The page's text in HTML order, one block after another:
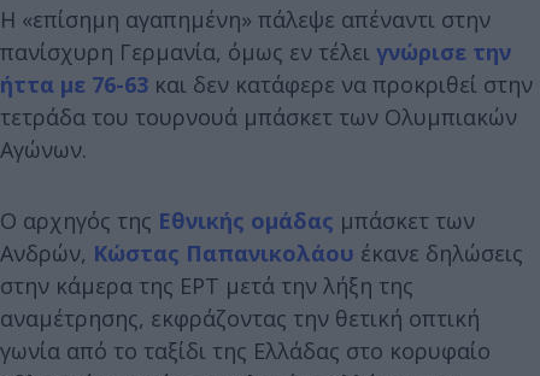
Η «επίσημη αγαπημένη» πάλεψε απέναντι στην
πανίσχυρη Γερμανία, όμως εν τέλει γνώρισε την
ήττα με 76-63 και δεν κατάφερε να προκριθεί στην
τετράδα του τουρνουά μπάσκετ των Ολυμπιακών
Αγώνων.
Ο αρχηγός της Εθνικής ομάδας μπάσκετ των
Ανδρών, Κώστας Παπανικολάου έκανε δηλώσεις
στην κάμερα της ΕΡΤ μετά την λήξη της
αναμέτρησης, εκφράζοντας την θετική οπτική
γωνία από το ταξίδι της Ελλάδας στο κορυφαίο